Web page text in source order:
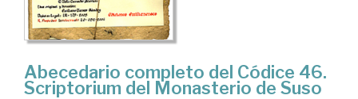
Abecedario completo del Códice 46.
Scriptorium del Monasterio de Suso